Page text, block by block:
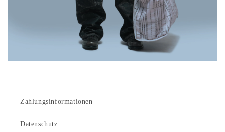
Zahlungsinformationen
Datenschutz